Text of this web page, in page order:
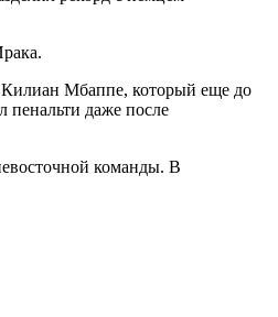
Килиан Мбаппе, который еще до
пенальти даже после
команды. В